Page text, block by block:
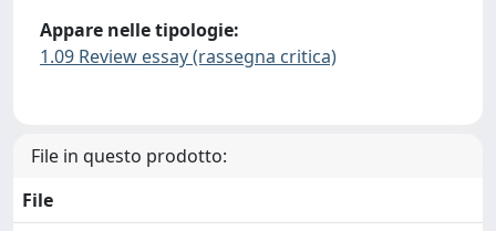
Appare nelle tipologie:
1.09 Review essay (rassegna critica)
File in questo prodotto:
File